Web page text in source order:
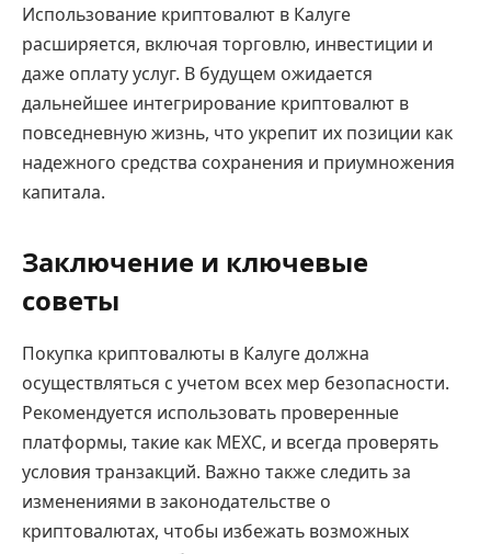
Использование криптовалют в Калуге
расширяется, включая торговлю, инвестиции и
даже оплату услуг. В будущем ожидается
дальнейшее интегрирование криптовалют в
повседневную жизнь, что укрепит их позиции как
надежного средства сохранения и приумножения
капитала.
Заключение и ключевые
советы
Покупка криптовалюты в Калуге должна
осуществляться с учетом всех мер безопасности.
Рекомендуется использовать проверенные
платформы, такие как MEXC, и всегда проверять
условия транзакций. Важно также следить за
изменениями в законодательстве о
криптовалютах, чтобы избежать возможных